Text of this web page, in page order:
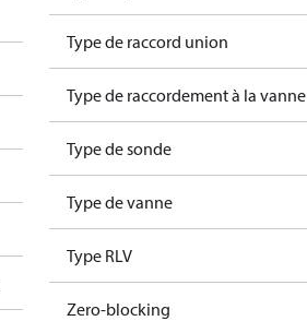
Type de raccord union
Type de raccordement à la vanne
Type de sonde
Type de vanne
Type RLV
Zero-blocking